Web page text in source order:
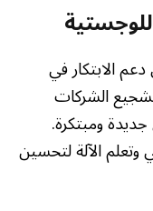
الابتكار في
الشركات
ومبتكرة.
الآلة لتحسين